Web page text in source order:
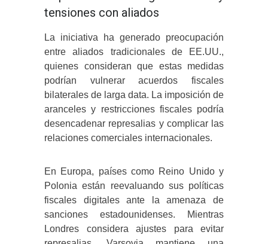
tensiones con aliados
La iniciativa ha generado preocupación
entre aliados tradicionales de EE.UU.,
quienes consideran que estas medidas
podrían vulnerar acuerdos fiscales
bilaterales de larga data. La imposición de
aranceles y restricciones fiscales podría
desencadenar represalias y complicar las
relaciones comerciales internacionales.
En Europa, países como Reino Unido y
Polonia están reevaluando sus políticas
fiscales digitales ante la amenaza de
sanciones estadounidenses.
Mientras
Londres considera ajustes para evitar